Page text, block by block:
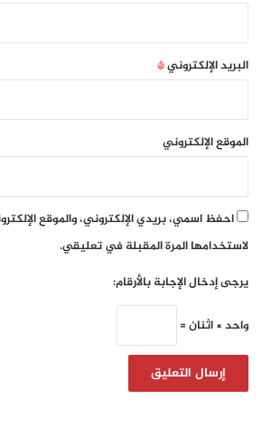
البريد الإلكتروني*
الموقع الإلكتروني
احفظ اسمي، بريدي الإلكتروني، والموقع
لاستخدامها المرة المقبلة في تعليقي.
يرجى إدخال الإجابة بالأرقام:
واحد × اثنان =